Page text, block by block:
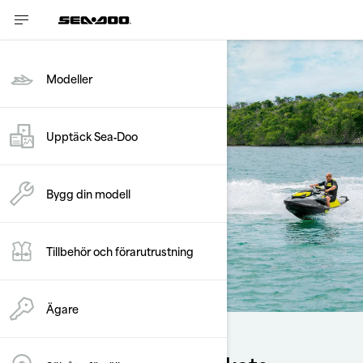
Modeller
Upptäck Sea‑Doo
Bygg din modell
Tillbehör och förarutrustning
Ägare